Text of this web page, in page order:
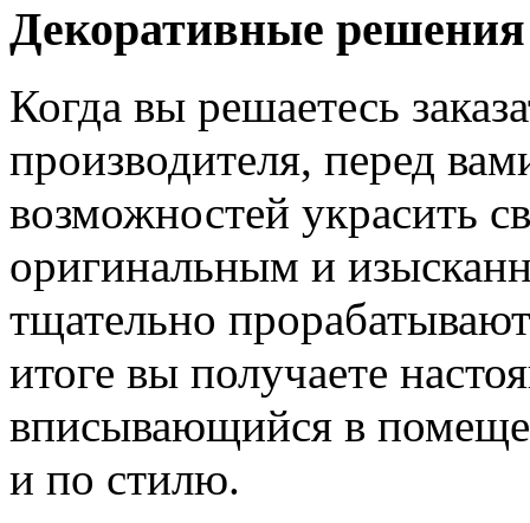
Декоративные решения
Когда вы решаетесь
производителя, перед
возможностей украсить
оригинальным и
тщательно
итоге вы получаете
вписывающийся в
и по стилю.